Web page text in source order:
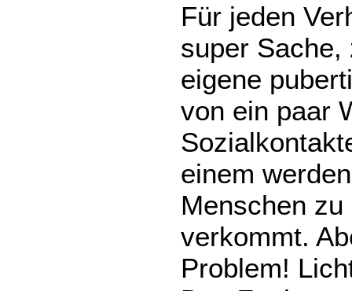
Für jeden
super Sache,
eigene
von ein paar
einem
Menschen
verkommt.
Problem!